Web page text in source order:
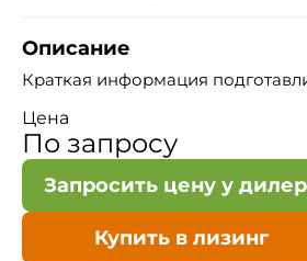
Описание
Краткая информация
Цена
По запросу
Запросить цену у
Купить в лизинг